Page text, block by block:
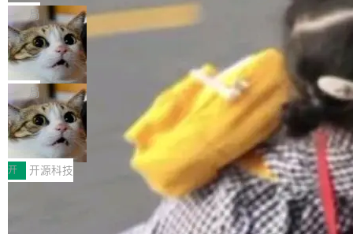
库之一。你的操作系统、浏览器、无数的基础设
施软件，很可能都在用它。而过去十年，维护它
的人一直在用业余...
gi?id=2019042">Bug&nbsp;2019042</a>）</l
i> <li>现在，助手可以直接使用 Exa 的网络搜索
结果回答问题，而无需将问题转交给搜索引擎。
（<a href="https://bugzilla.mozilla.org/show_
bug.cgi?id=204...
的 npm 包。项目的核心论点是：容器不适合 Ag
ent 计算。真正适合的，是 Isolate。 Cloudflare
工程师在这件事上没什么可谦虚的——他们用 W
orkers 跑了十年 Isolate。用 CEO Matthew Pri
nce 的话说：「我们一生都在用 Isolate 运行代
码，而 AI Agent 不需要容器，它们需要的是 Iso
late。」 容器为什么不合适 容器的问题在于启动
和销毁都太重了。一个 Agent 要执行的任务可能
只需要几毫秒的 CPU 时间，但容器从冷启动到
就绪要花数秒。如果未来有十...
局
OpenAI 公开邮件和聊天记录回应苹果
诉讼，称“Apple is getting this wron
g”
上个月，苹果一纸诉状把 OpenAI 告上法庭，指
控其挖角苹果前员工并窃取商业秘密。苹果的诉
状把 OpenAI 描述成一个系统性地从前东家挖
人、套取机密信息的对手。 OpenAI 没发律师
函，也没选择庭外沉默。它在官网贴了一篇博
文，标题只有六个字：Apple is getting this wro
ng。 然后，它把邮件往来和 iMessage 聊天记
录全贴了出来。 他发错人了 苹果外部律师 Gabr
iel Gross 来自 Weil 律所，2 月 23 日下午 5:53
局
HUAWEI MatePad Edge上架WorkBu
ddy鸿蒙PC版，说话就能干活的AI办公
搭子
全能AI工作台WorkBuddy鸿蒙PC版上架HUAWE
I MatePad Edge应用市场，直接下载即可使
用，与鸿蒙电脑上的体验一致。值得一提的是，
这是目前市面上唯一支持平板接入WorkBuddy P
C版的产品，搭载“人机双写”重磅功能——你写
开 开源科技
FFmpeg 9.0 发布：代号“Lei”，以此纪
全球知名开源多媒体框架 FFmpeg 今天正式发